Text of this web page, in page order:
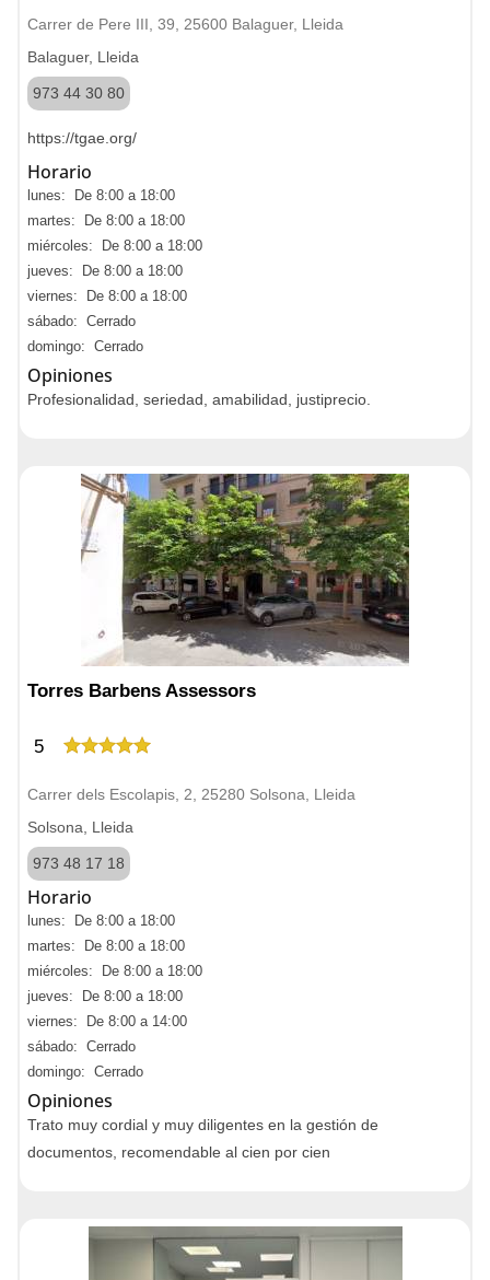
Carrer de Pere III, 39, 25600 Balaguer, Lleida
Balaguer, Lleida
973 44 30 80
https://tgae.org/
Horario
lunes: De 8:00 a 18:00
martes: De 8:00 a 18:00
miércoles: De 8:00 a 18:00
jueves: De 8:00 a 18:00
viernes: De 8:00 a 18:00
sábado: Cerrado
domingo: Cerrado
Opiniones
Profesionalidad, seriedad, amabilidad, justiprecio.
Torres Barbens Assessors
5
Carrer dels Escolapis, 2, 25280 Solsona, Lleida
Solsona, Lleida
973 48 17 18
Horario
lunes: De 8:00 a 18:00
martes: De 8:00 a 18:00
miércoles: De 8:00 a 18:00
jueves: De 8:00 a 18:00
viernes: De 8:00 a 14:00
sábado: Cerrado
domingo: Cerrado
Opiniones
Trato muy cordial y muy diligentes en la gestión de
documentos, recomendable al cien por cien